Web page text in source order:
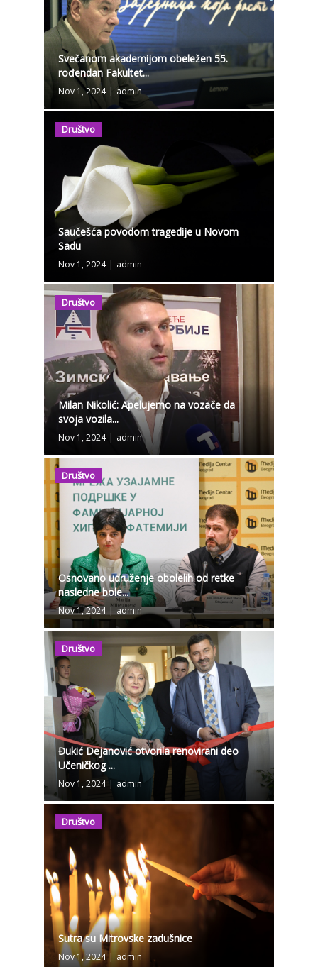
Svečanom akademijom obeležen 55.
rođendan Fakultet...
Nov 1, 2024 | admin
Društvo
Saučešća povodom tragedije u Novom
Sadu
Nov 1, 2024 | admin
Društvo
Milan Nikolić: Apelujemo na vozače da
svoja vozila...
Nov 1, 2024 | admin
Društvo
Osnovano udruženje obolelih od retke
nasledne bole...
Nov 1, 2024 | admin
Društvo
Đukić Dejanović otvorila renovirani deo
Učeničkog ...
Nov 1, 2024 | admin
Društvo
Sutra su Mitrovske zadušnice
Nov 1, 2024 | admin